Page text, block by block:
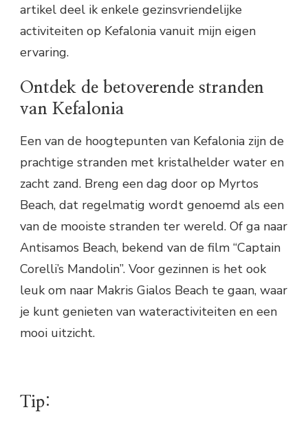
artikel deel ik enkele gezinsvriendelijke
activiteiten op Kefalonia vanuit mijn eigen
ervaring.
Ontdek de betoverende stranden
van Kefalonia
Een van de hoogtepunten van Kefalonia zijn de
prachtige stranden met kristalhelder water en
zacht zand. Breng een dag door op Myrtos
Beach, dat regelmatig wordt genoemd als een
van de mooiste stranden ter wereld. Of ga naar
Antisamos Beach, bekend van de film “Captain
Corelli’s Mandolin”. Voor gezinnen is het ook
leuk om naar Makris Gialos Beach te gaan, waar
je kunt genieten van wateractiviteiten en een
mooi uitzicht.
Tip: